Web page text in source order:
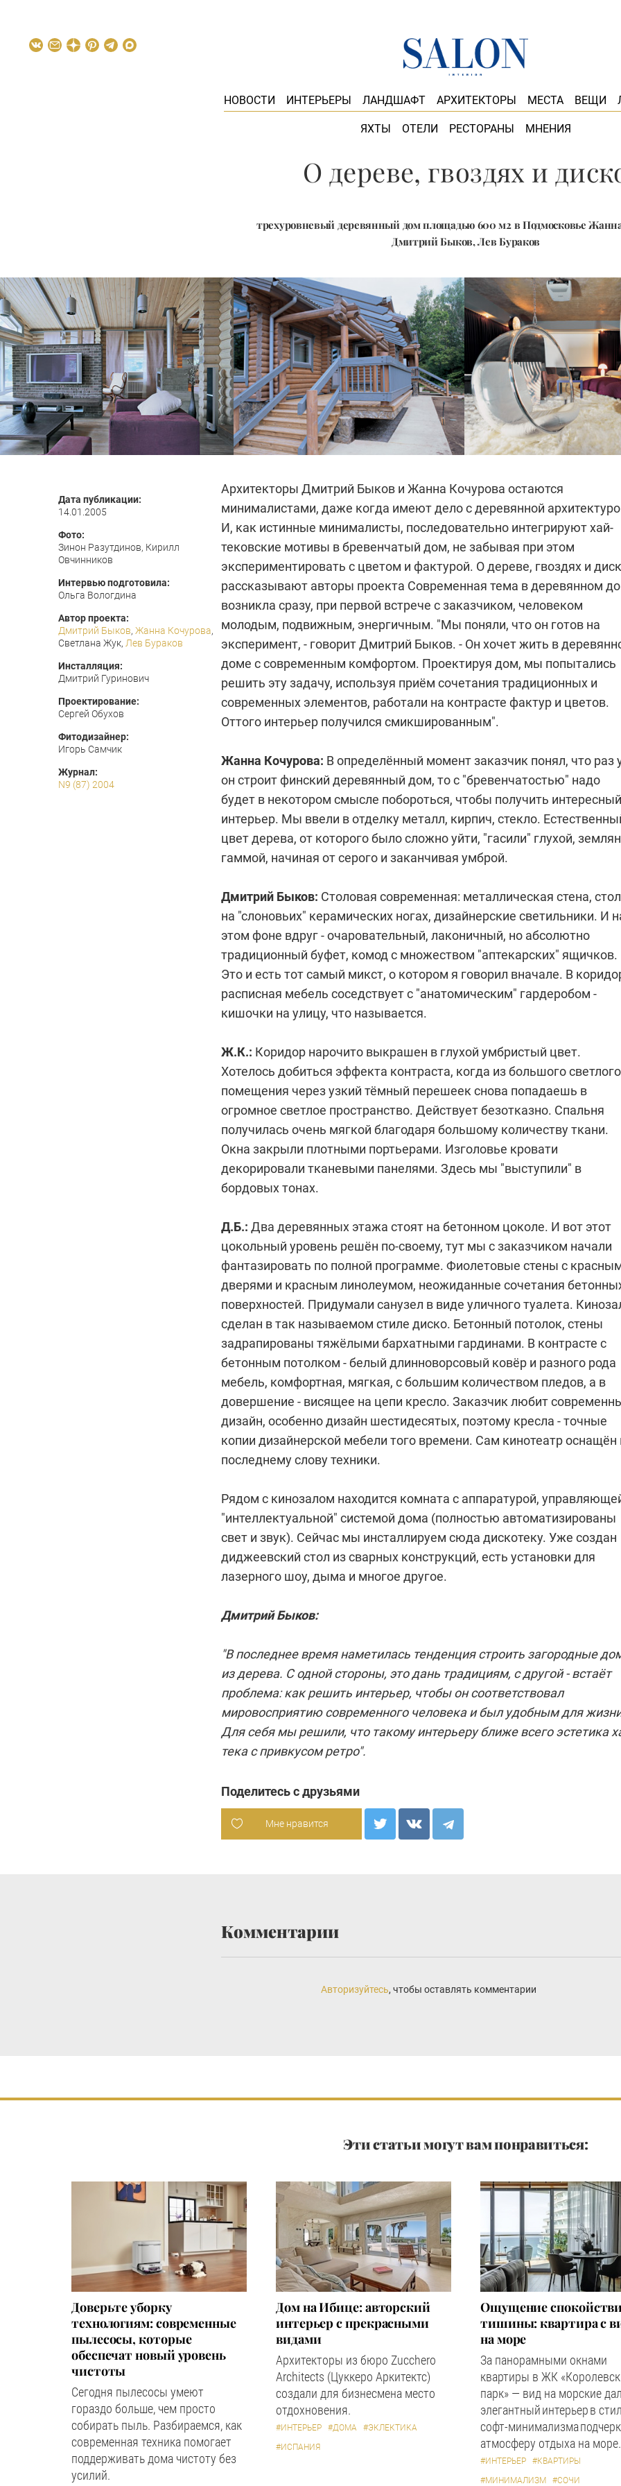
НОВОСТИ ИНТЕРЬЕРЫ ЛАНДШАФТ АРХИТЕКТОРЫ МЕСТА ВЕЩИ
ЯХТЫ ОТЕЛИ РЕСТОРАНЫ МНЕНИЯ
О дереве, гвоздях и
трехуровневый деревянный дом площадью 600 м2 в Подмосковье
Дмитрий Быков, Лев Бураков
Дата публикации:
14.01.2005
Фото:
Зинон Разутдинов, Кирилл
Овчинников
Интервью подготовила:
Ольга Вологдина
Автор проекта:
Дмитрий Быков, Жанна Кочурова,
Светлана Жук, Лев Бураков
Инсталляция:
Дмитрий Гуринович
Проектирование:
Сергей Обухов
Фитодизайнер:
Игорь Самчик
Журнал:
N9 (87) 2004
Архитекторы Дмитрий Быков и Жанна Кочурова остаются
минималистами, даже когда имеют дело с деревянной
И, как истинные минималисты, последовательно интегрируют хай-
тековские мотивы в бревенчатый дом, не забывая при этом
экспериментировать с цветом и фактурой. О дереве, гвоздях и
рассказывают авторы проекта Современная тема в деревянном
возникла сразу, при первой встрече с заказчиком, человеком
молодым, подвижным, энергичным. "Мы поняли, что он готов на
эксперимент, - говорит Дмитрий Быков. - Он хочет жить в
доме с современным комфортом. Проектируя дом, мы попытались
решить эту задачу, используя приём сочетания традиционных и
современных элементов, работали на контрасте фактур и цветов.
Оттого интерьер получился смикшированным".
Жанна Кочурова: В определённый момент заказчик понял, что раз
он строит финский деревянный дом, то с "бревенчатостью" надо
будет в некотором смысле побороться, чтобы получить интересный
интерьер. Мы ввели в отделку металл, кирпич, стекло.
цвет дерева, от которого было сложно уйти, "гасили" глухой,
гаммой, начиная от серого и заканчивая умброй.
Дмитрий Быков: Столовая современная: металлическая стена, стол
на "слоновьих" керамических ногах, дизайнерские светильники. И
этом фоне вдруг - очаровательный, лаконичный, но абсолютно
традиционный буфет, комод с множеством "аптекарских" ящичков.
Это и есть тот самый микст, о котором я говорил вначале. В
расписная мебель соседствует с "анатомическим" гардеробом -
кишочки на улицу, что называется.
Ж.К.: Коридор нарочито выкрашен в глухой умбристый цвет.
Хотелось добиться эффекта контраста, когда из большого светлого
помещения через узкий тёмный перешеек снова попадаешь в
огромное светлое пространство. Действует безотказно. Спальня
получилась очень мягкой благодаря большому количеству ткани.
Окна закрыли плотными портьерами. Изголовье кровати
декорировали тканевыми панелями. Здесь мы "выступили" в
бордовых тонах.
Д.Б.: Два деревянных этажа стоят на бетонном цоколе. И вот этот
цокольный уровень решён по-своему, тут мы с заказчиком начали
фантазировать по полной программе. Фиолетовые стены с
дверями и красным линолеумом, неожиданные сочетания
поверхностей. Придумали санузел в виде уличного туалета.
сделан втак называемом стиле диско. Бетонный потолок, стены
задрапированы тяжёлыми бархатными гардинами. В контрасте с
бетонным потолком - белый длинноворсовый ковёр и разного рода
мебель, комфортная, мягкая, с большим количеством пледов, а в
довершение - висящее на цепи кресло. Заказчик любит
дизайн, особенно дизайн шестидесятых, поэтому кресла - точные
копии дизайнерской мебели того времени. Сам кинотеатроснащён
последнему слову техники.
Рядом с кинозалом находится комната с аппаратурой,
"интеллектуальной" системой дома (полностью автоматизированы
свет и звук). Сейчас мы инсталлируем сюда дискотеку. Уже создан
диджеевский стол из сварных конструкций, есть установки для
лазерного шоу, дыма и многое другое.
Дмитрий Быков:
"В последнее время наметилась тенденция строить загородные
из дерева. С одной стороны, это дань традициям, с другой - встаёт
проблема: как решить интерьер, чтобы он соответствовал
мировосприятию современного человека и был удобным для
Для себя мы решили, что такому интерьеру ближе всего эстетика
тека с привкусом ретро".
Поделитесь с друзьями
Мне нравится
Комментарии
Авторизуйтесь, чтобы оставлять комментарии
Эти статьи могут вам понравиться:
Доверьте уборку
технологиям: современные
пылесосы, которые
обеспечат новый уровень
чистоты
Сегодня пылесосы умеют
гораздо больше, чем просто
собирать пыль. Разбираемся, как
современная техника помогает
поддерживать дома чистоту без
усилий.
Дом на Ибице: авторский
интерьер с прекрасными
видами
Архитекторы из бюро Zucchero
Architects (Цуккеро Аркитектс)
создали для бизнесмена место
отдохновения.
#ИНТЕРЬЕР #ДОМА
#ЭКЛЕКТИКА
#ИСПАНИЯ
Ощущение
тишины: квартира с
на море
За панорамными окнами
квартиры в ЖК
парк» — вид на морские
элегантный интерьер в
софт-минимализма
атмосферу отдыха на море.
#ИНТЕРЬЕР
#КВАРТИРЫ
#МИНИМАЛИЗМ
#СОЧИ